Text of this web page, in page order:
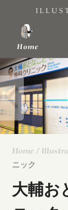
content
Home
Home /
ニック
大輔お